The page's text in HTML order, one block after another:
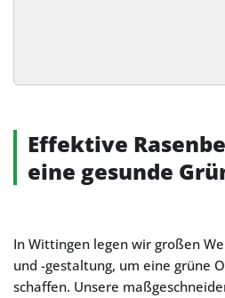
Alternative:
Effektive
eine gesunde
In Wittingen legen wir großen
und -gestaltung, um eine grüne
schaffen. Unsere